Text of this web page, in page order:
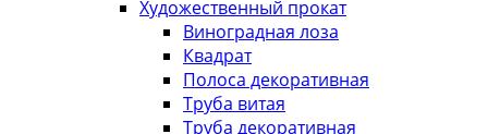
Художественный прокат
Виноградная лоза
Квадрат
Полоса декоративная
Труба витая
Труба декоративная